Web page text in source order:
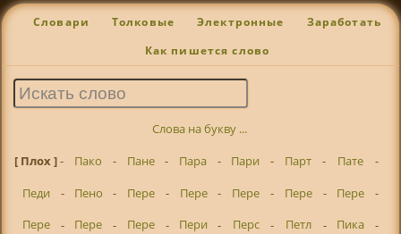
Словари Толковые Электронные Заработать
Как пишется слово
Слова на букву ...
[ Плох ]- Пако - Пане - Пара - Пари - Парт - Пате
-
Педи
- Пено - Пере - Пере - Пере - Пере - Пере
-
Пере
- Пере - Пере - Пери - Перс - Петл - Пика
-